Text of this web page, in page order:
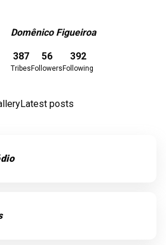
Domênico Figueiroa
387
Tribes
56
Followers
392
Following
Latest posts